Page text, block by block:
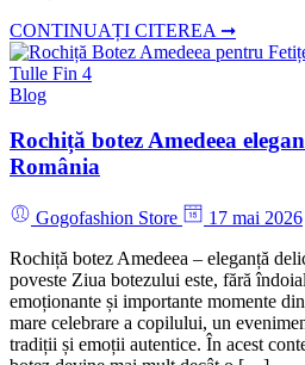
CONTINUAȚI CITEREA ➞
Blog
Rochiță botez Amedeea
România
Gogofashion Store
17 mai 2026
Rochiță botez Amedeea – eleganță
poveste Ziua botezului este, fără
emoționante și importante momente
mare celebrare a copilului, un
tradiții și emoții autentice. În acest